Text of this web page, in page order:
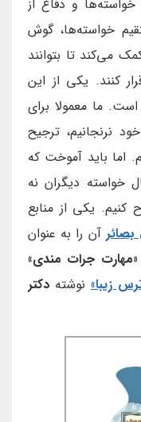
خواسته‌ها و دفاع از
خواسته‌ها، گوش
می‌کند تا بتوانند
کنند. یکی از این
ما معمولا برای
نرنجانیم، ترجیح
اما باید آموخت که
خواسته دیگران نه
کنیم. یکی از منابع
آن را به عنوان
جرات مندی»
زیبا»نوشته دکتر